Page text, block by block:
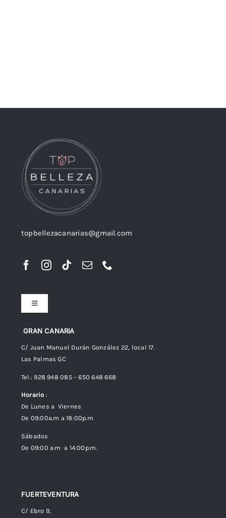
topbellezacanarias@gmail.com
GRAN CANARIA
C/ Juan Manuel Durán González 22, local 17.
Las Palmas GC
Tel.: 928 948 085 – 650 648 668
Horario :
De Lunes a Viernes
De 09:00a.m a 18:00p.m
Sábados
De 09:00 a.m a 14:00p.m.
FUERTEVENTURA
C/ Ebro 9,
Toggle
Navigation
Preguntas frecuentes
Envíos
Política de Privacidad